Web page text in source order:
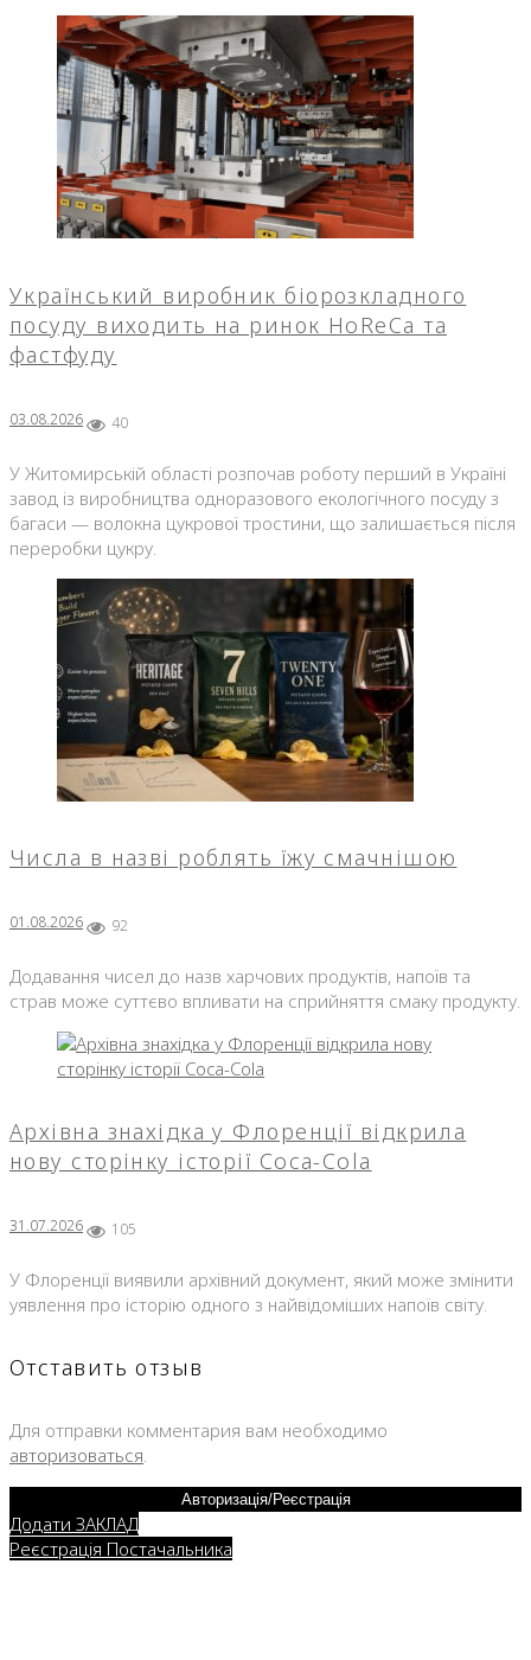
Український виробник біорозкладного
посуду виходить на ринок HoReCa та
фастфуду
03.08.2026 40
У Житомирській області розпочав роботу перший в Україні
завод із виробництва одноразового екологічного посуду з
багаси — волокна цукрової тростини, що залишається після
переробки цукру.
Числа в назві роблять їжу смачнішою
01.08.2026 92
Додавання чисел до назв харчових продуктів, напоїв та
страв може суттєво впливати на сприйняття смаку продукту.
Архівна знахідка у Флоренції відкрила
нову сторінку історії Coca-Cola
31.07.2026 105
У Флоренції виявили архівний документ, який може змінити
уявлення про історію одного з найвідоміших напоїв світу.
Отставить отзыв
Для отправки комментария вам необходимо
авторизоваться
Авторизація/Реєстрація
Додати ЗАКЛАД
Реєстрація Постачальника